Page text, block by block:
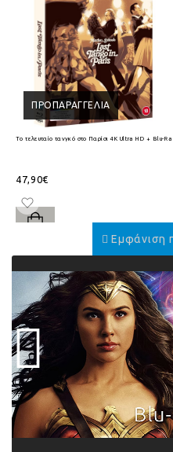
ΠΡΟΠΑΡΑΓΓΕΛΊΑ
Το τελευταίο τανγκό στο Παρίσι 4K Ultra HD + Blu-Ray
47,90€